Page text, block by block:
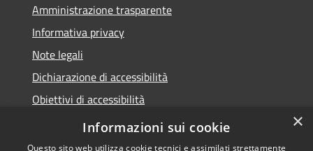
Amministrazione trasparente
Informativa privacy
Note legali
Dichiarazione di accessibilità
Obiettivi di accessibilità
Whistleblowing
×
Informazioni sui cookie
Questo sito web utilizza cookie tecnici e assimilati strettamente